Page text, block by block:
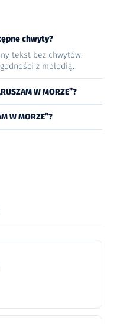
chwyty?
tekst bez chwytów.
z melodią.
W MORZE”?
W MORZE”?